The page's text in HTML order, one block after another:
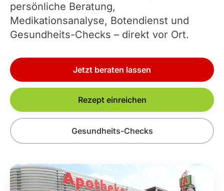
persönliche Beratung,
Medikationsanalyse, Botendienst und
Gesundheits-Checks – direkt vor Ort.
Jetzt beraten lassen
Rezept einreichen
Gesundheits-Checks